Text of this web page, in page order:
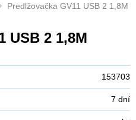
Predlžovačka GV11 USB 2 1,8M
USB 2 1,8M
153703
7 dní